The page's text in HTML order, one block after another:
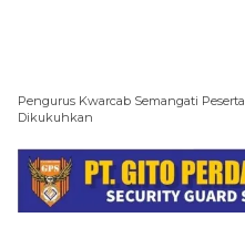
Pengurus Kwarcab Semangati
Dikukuhkan